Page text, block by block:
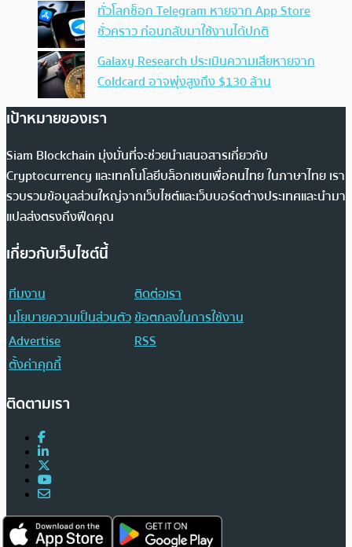
ทั่วโลกช็อก Telegram หายจาก App Store
ชั่วคราว ก่อนกลับมาใช้งานได้ปกติ
Galaxy Research ประเมินความเสียหายจาก
Coldcard อาจพุ่งสูงถึง $130 ล้าน
เป้าหมายของเรา
Siam Blockchain มุ่งมั่นที่จะช่วยนำเสนอสารเกี่ยวกับ
Cryptocurrency และเทคโนโลยีบล็อกเชนเพื่อคนไทย ในภาษาไทย เรา
รวบรวมข้อมูลส่วนใหญ่จากเว็บไซต์และเว็บบอร์ดต่างประเทศและนำมา
แปลส่งตรงถึงฟีดคุณ
เกี่ยวกับเว็บไซต์นี้
ทีมงาน
ติดต่อเรา
นโยบายความเป็นส่วนตัวข้อตกลงในการใช้งาน
Advertise
RSS
ตั้งค่าคุกกี้
ติดตามเรา